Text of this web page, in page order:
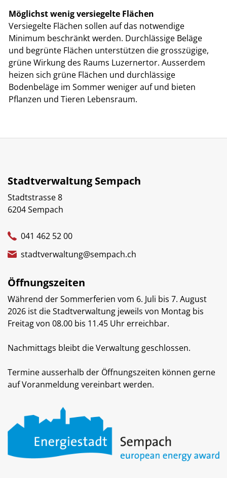
Möglichst wenig versiegelte Flächen
Versiegelte Flächen sollen auf das notwendige
Minimum beschränkt werden. Durchlässige Beläge
und begrünte Flächen unterstützen die grosszügige,
grüne Wirkung des Raums Luzernertor. Ausserdem
heizen sich grüne Flächen und durchlässige
Bodenbeläge im Sommer weniger auf und bieten
Pflanzen und Tieren Lebensraum.
Stadtverwaltung Sempach
Stadtstrasse 8
6204 Sempach
041 462 52 00
stadtverwaltung@sempach.ch
Öffnungszeiten
Während der Sommerferien vom 6. Juli bis 7. August
2026 ist die Stadtverwaltung jeweils von Montag bis
Freitag von 08.00 bis 11.45 Uhr erreichbar.
Nachmittags bleibt die Verwaltung geschlossen.
Termine ausserhalb der Öffnungszeiten können gerne
auf Voranmeldung vereinbart werden.